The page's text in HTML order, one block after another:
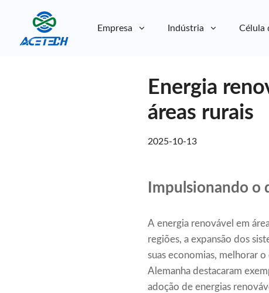
Empresa Indústria Célula
Energia
áreas rurais
2025-10-13
Impulsionando o
A energia renovável em
regiões, a expansão dos
suas economias, melhorar
Alemanha destacaram
adoção de energias